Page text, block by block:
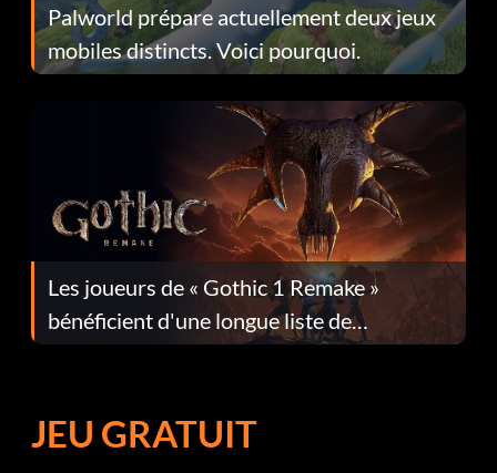
Palworld prépare actuellement deux jeux
mobiles distincts. Voici pourquoi.
Les joueurs de « Gothic 1 Remake »
bénéficient d'une longue liste de
corrections dans la mise à jour 1.0.4
JEU GRATUIT